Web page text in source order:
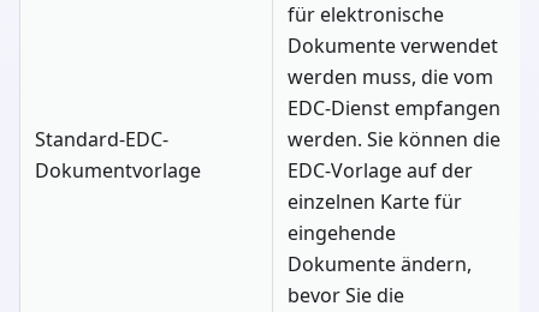
Standard-EDC-
Dokumentvorlage
für elektronische
Dokumente verwendet
werden muss, die vom
EDC-Dienst empfangen
werden. Sie können die
EDC-Vorlage auf der
einzelnen Karte für
eingehende
Dokumente ändern,
bevor Sie die